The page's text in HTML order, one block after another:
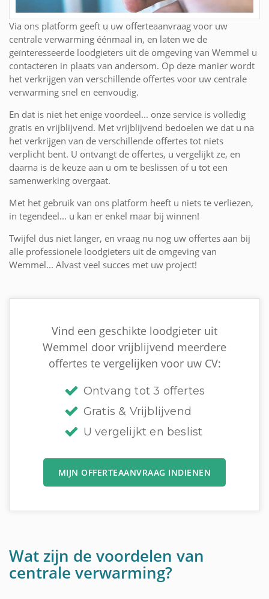
Via ons platform geeft u uw offerteaanvraag voor uw
centrale verwarming éénmaal in, en laten we de
geïnteresseerde loodgieters uit de omgeving van Wemmel u
contacteren in plaats van andersom. Op deze manier wordt
het verkrijgen van verschillende offertes voor uw centrale
verwarming snel en eenvoudig.
En dat is niet het enige voordeel... onze service is volledig
gratis en vrijblijvend. Met vrijblijvend bedoelen we dat u na
het verkrijgen van de verschillende offertes tot niets
verplicht bent. U ontvangt de offertes, u vergelijkt ze, en
daarna is de keuze aan u om te beslissen of u tot een
samenwerking overgaat.
Met het gebruik van ons platform heeft u niets te verliezen,
in tegendeel... u kan er enkel maar bij winnen!
Twijfel dus niet langer, en vraag nu nog uw offertes aan bij
alle professionele loodgieters uit de omgeving van
Wemmel... Alvast veel succes met uw project!
Vind een geschikte loodgieter uit
Wemmel door vrijblijvend meerdere
offertes te vergelijken voor uw CV:
Ontvang tot 3 offertes
Gratis & Vrijblijvend
U vergelijkt en beslist
MIJN OFFERTEAANVRAAG INDIENEN
Wat zijn de voordelen van
centrale verwarming?